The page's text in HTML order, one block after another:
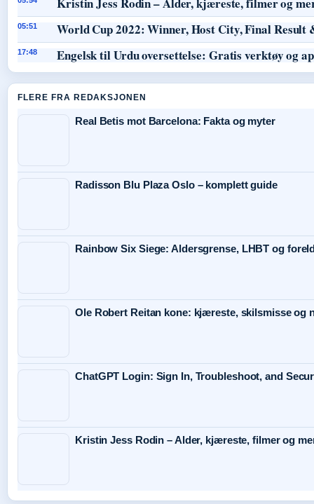
05:51 World Cup 2022: Winner, Host City, Final Result
17:48 Engelsk til Urdu oversettelse: Gratis verktøy og
FLERE FRA REDAKSJONEN
Real Betis mot Barcelona: Fakta og myter
Radisson Blu Plaza Oslo – komplett guide
Rainbow Six Siege: Aldersgrense, LHBT og
Ole Robert Reitan kone: kjæreste, skilsmisse og
ChatGPT Login: Sign In, Troubleshoot, and
Kristin Jess Rodin – Alder, kjæreste, filmer og